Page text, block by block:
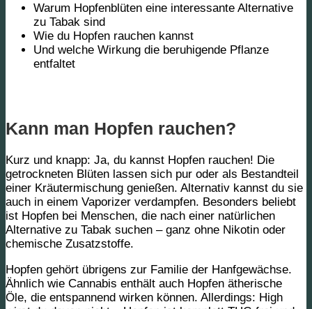
Warum Hopfenblüten eine interessante Alternative
zu Tabak sind
Wie du Hopfen rauchen kannst
Und welche Wirkung die beruhigende Pflanze
entfaltet
Kann man Hopfen rauchen?
Kurz und knapp: Ja, du kannst Hopfen rauchen! Die
getrockneten Blüten lassen sich pur oder als Bestandteil
einer Kräutermischung genießen. Alternativ kannst du sie
auch in einem Vaporizer verdampfen. Besonders beliebt
ist Hopfen bei Menschen, die nach einer natürlichen
Alternative zu Tabak suchen – ganz ohne Nikotin oder
chemische Zusatzstoffe.
Hopfen gehört übrigens zur Familie der Hanfgewächse.
Ähnlich wie Cannabis enthält auch Hopfen ätherische
Öle, die entspannend wirken können. Allerdings: High